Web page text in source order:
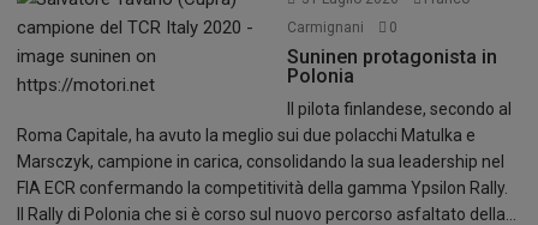
Carmignani
0
Suninen protagonista in
Polonia
Il pilota finlandese, secondo al
Roma Capitale, ha avuto la meglio sui due polacchi Matulka e
Marsczyk, campione in carica, consolidando la sua leadership nel
FIA ECR confermando la competitività della gamma Ypsilon Rally.
Il Rally di Polonia che si è corso sul nuovo percorso asfaltato della...